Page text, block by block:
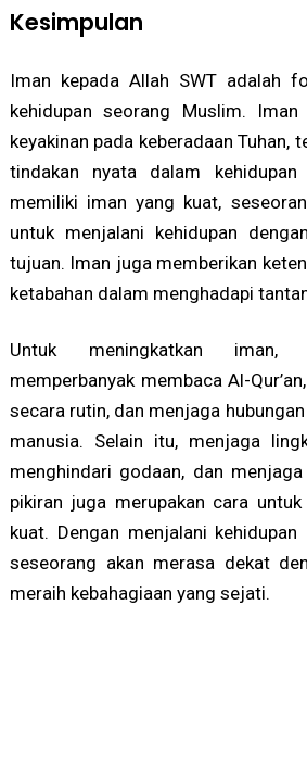
Kesimpulan
Iman kepada Allah SWT adalah
kehidupan seorang Muslim.
keyakinan pada keberadaan Tuhan,
tindakan nyata dalam kehidupan
memiliki iman yang kuat,
untuk menjalani kehidupan
tujuan. Iman juga memberikan
ketabahan dalam menghadapi
Untuk meningkatkan iman,
memperbanyak membaca Al-
secara rutin, dan menjaga
manusia. Selain itu, menjaga
menghindari godaan, dan
pikiran juga merupakan cara
kuat. Dengan menjalani
seseorang akan merasa dekat
meraih kebahagiaan yang sejati.